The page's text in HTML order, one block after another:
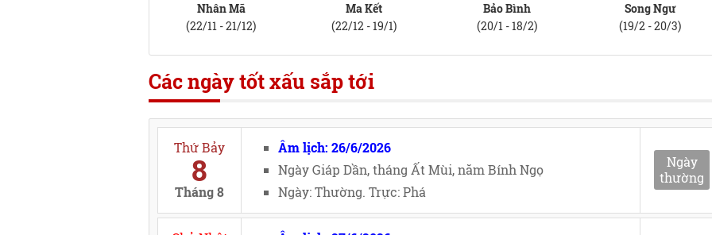
Nhân Mã
(22/11 - 21/12)
Ma Kết
(22/12 - 19/1)
Bảo Bình
(20/1 - 18/2)
Song Ngư
(19/2 - 20/3)
Các ngày tốt xấu sắp tới
Thứ Bảy
8
Tháng 8
Âm lịch: 26/6/2026
Ngày Giáp Dần, tháng Ất Mùi, năm Bính Ngọ
Ngày: Thường. Trực: Phá
Ngày
thường